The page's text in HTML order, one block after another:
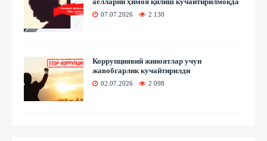
07.07.2026 2 130
Коррупциявий жиноятлар учун
жавобгарлик кучайтирилди
02.07.2026 2 098